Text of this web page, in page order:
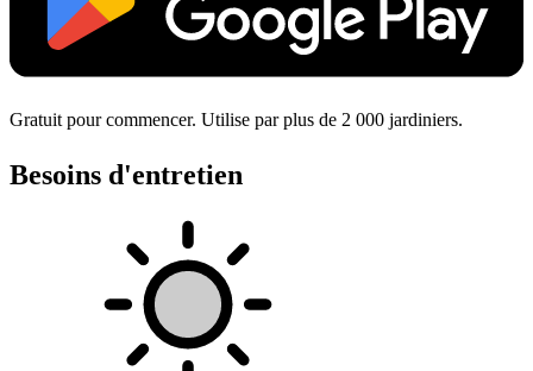
Gratuit pour commencer. Utilise par plus de 2 000 jardiniers.
Besoins d'entretien